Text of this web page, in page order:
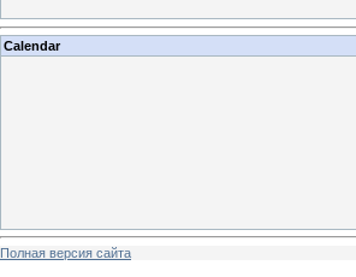
Calendar
Полная версия сайта